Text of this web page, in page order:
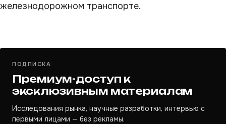
железнодорожном транспорте.
ПОДПИСКА
Премиум-доступ к
эксклюзивным материалам
Исследования рынка, научные разработки, интервью с
первыми лицами — без рекламы.